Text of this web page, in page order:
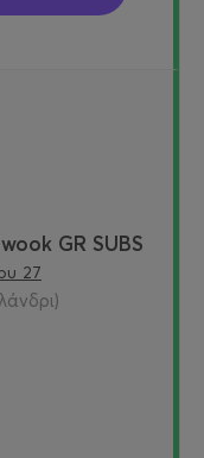
GR SUBS
27